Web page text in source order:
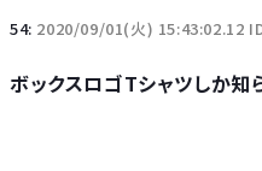
54: 2020/09/01(火) 15:43:02.12
ボックスロゴTシャツしか知